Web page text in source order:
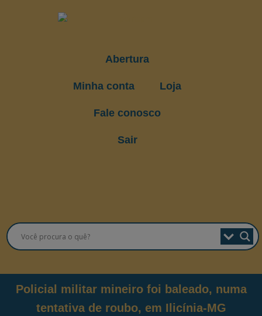
Abertura
Minha conta Loja
Fale conosco
Sair
Policial militar mineiro foi baleado, numa
tentativa de roubo, em Ilicínia-MG